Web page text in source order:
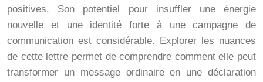
positives. Son potentiel pour insuffler une énergie
nouvelle et une identité forte à une campagne de
communication est considérable. Explorer les nuances
de cette lettre permet de comprendre comment elle peut
transformer un message ordinaire en une déclaration